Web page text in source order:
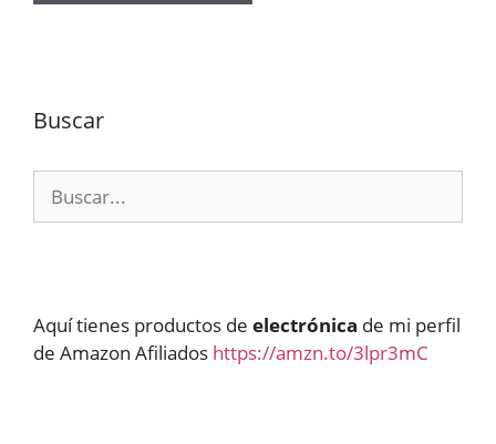
Buscar
Aquí tienes productos de electrónica de mi perfil
de Amazon Afiliados https://amzn.to/3lpr3mC